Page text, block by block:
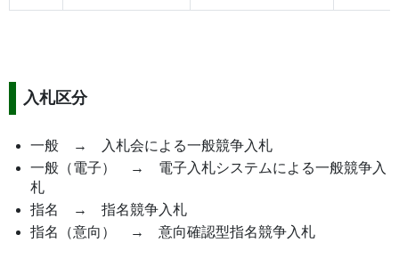
入札区分
一般 → 入札会による一般競争入札
一般（電子） → 電子入札システムによる一般競争入
札
指名 → 指名競争入札
指名（意向） → 意向確認型指名競争入札